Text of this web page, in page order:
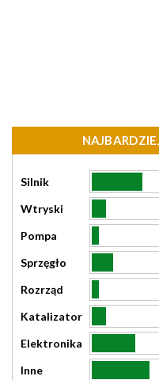
Silnik
Wtryski
Pompa
Sprzęgło
Rozrząd
Katalizator
Elektronika
Inne